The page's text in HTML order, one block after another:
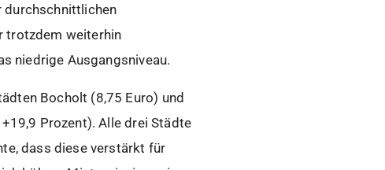
durchschnittlichen
trotzdem weiterhin
niedrige Ausgangsniveau.
Bocholt (8,75 Euro) und
Prozent). Alle drei Städte
dass diese verstärkt für